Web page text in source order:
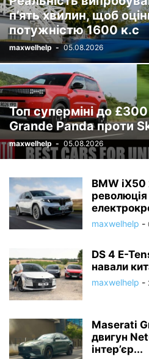
п’ять хвилин, щоб
потужністю 1600 к.с
maxwelhelp - 05.08.2026
Топ суперміні до
Grande Panda проти
maxwelhelp - 05.08.2026
BMW
революція
maxwelhelp -
DS 4 E-
навали
maxwelhelp -
Maserati
двигун
інтер’єр...